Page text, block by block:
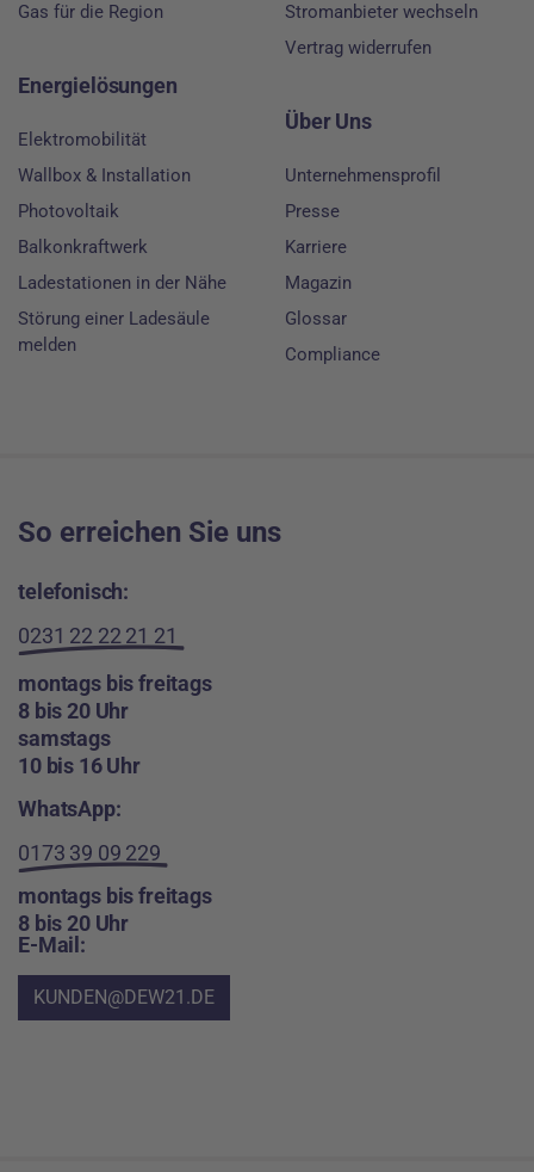
Gas für die Region
Energielösungen
Elektromobilität
Wallbox & Installation
Photovoltaik
Balkonkraftwerk
Ladestationen in der Nähe
Störung einer Ladesäule
melden
Stromanbieter wechseln
Vertrag widerrufen
Über Uns
Unternehmensprofil
Presse
Karriere
Magazin
Glossar
Compliance
So erreichen Sie uns
telefonisch:
0231 22 22 21 21
montags bis freitags
8 bis 20 Uhr
samstags
10 bis 16 Uhr
WhatsApp:
0173 39 09 229
montags bis freitags
8 bis 20 Uhr
E-Mail:
KUNDEN@DEW21.DE